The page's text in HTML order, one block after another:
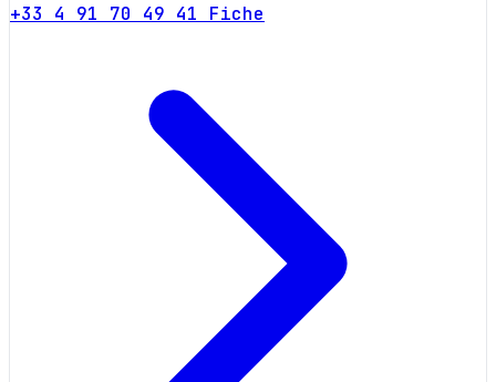
+33 4 91 70 49 41 Fiche